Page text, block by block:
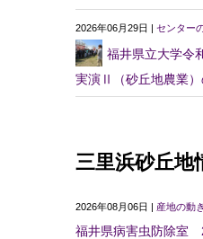
2026年06月29日 | センター
福井県立大学令
実演Ⅱ（砂丘地農業）
三里浜砂丘地
2026年08月06日 | 産地の動き
福井県病害虫防除室